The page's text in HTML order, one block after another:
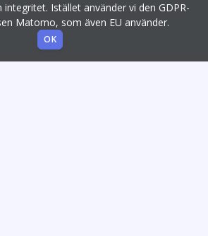
integritet. Istället använder vi den GDPR-
Matomo, som även EU använder.
OK